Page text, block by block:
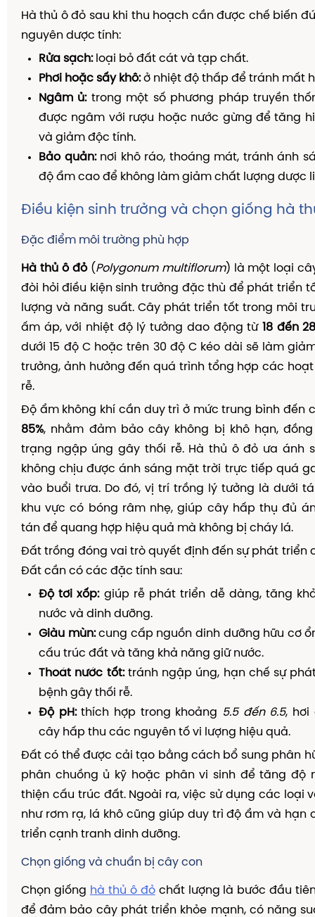
Hà thủ ô đỏ sau khi thu hoạch cần được chế biến
nguyên dược tính:
Rửa sạch:loại bỏ đất cát và tạp chất.
Phơi hoặc sấy khô:ở nhiệt độ thấp để tránh mất
Ngâm ủ:trong một số phương pháp truyền
được ngâm với rượu hoặc nước gừng để tăng
và giảm độc tính.
Bảo quản:nơi khô ráo, thoáng mát, tránh ánh
độ ẩm cao để không làm giảm chất lượng dược
Điều kiện sinh trưởng và chọn giống hà
Đặc điểm môi trường phù hợp
Hà thủ ô đỏ(Polygonum multiflorum) là một loại
đòi hỏi điều kiện sinh trưởng đặc thù để phát triển
lượng và năng suất. Cây phát triển tốt trong môi
ấm áp, với nhiệt độ lý tưởng dao động từ 18 đến
dưới 15 độ C hoặc trên 30 độ C kéo dài sẽ làm
trưởng, ảnh hưởng đến quá trình tổng hợp các
rễ.
Độ ẩm không khí cần duy trì ở mức trung bình đến
85%, nhằm đảm bảo cây không bị khô hạn,
trạng ngập úng gây thối rễ. Hà thủ ô đỏ ưa ánh
không chịu được ánh sáng mặt trời trực tiếp quá
vào buổi trưa. Do đó, vị trí trồng lý tưởng là dưới
khu vực có bóng râm nhẹ, giúp cây hấp thụ đủ
tán để quang hợp hiệu quả mà không bị cháy lá.
Đất trồng đóng vai trò quyết định đến sự phát triển
Đất cần có các đặc tính sau:
Độ tơi xốp:giúp rễ phát triển dễ dàng, tăng
nước và dinh dưỡng.
Giàu mùn:cung cấp nguồn dinh dưỡng hữu cơ
cấu trúc đất và tăng khả năng giữ nước.
Thoát nước tốt:tránh ngập úng, hạn chế sự
bệnh gây thối rễ.
Độ pH:thích hợp trong khoảng 5.5 đến 6.5, hơi
cây hấp thu các nguyên tố vi lượng hiệu quả.
Đất có thể được cải tạo bằng cách bổ sung phân
phân chuồng ủ kỹ hoặc phân vi sinh để tăng độ
thiện cấu trúc đất. Ngoài ra, việc sử dụng các loại
như rơm rạ, lá khô cũng giúp duy trì độ ẩm và hạn
triển cạnh tranh dinh dưỡng.
Chọn giống và chuẩn bị cây con
Chọn giống hà thủ ô đỏchất lượng là bước đầu
để đảm bảo cây phát triển khỏe mạnh, có năng